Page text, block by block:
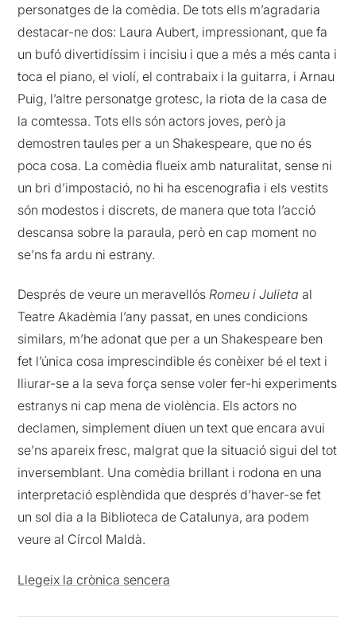
personatges de la comèdia. De tots ells m’agradaria
destacar-ne dos: Laura Aubert, impressionant, que fa
un bufó divertidíssim i incisiu i que a més a més canta i
toca el piano, el violí, el contrabaix i la guitarra, i Arnau
Puig, l’altre personatge grotesc, la riota de la casa de
la comtessa. Tots ells són actors joves, però ja
demostren taules per a un Shakespeare, que no és
poca cosa. La comèdia flueix amb naturalitat, sense ni
un bri d’impostació, no hi ha escenografia i els vestits
són modestos i discrets, de manera que tota l’acció
descansa sobre la paraula, però en cap moment no
se’ns fa ardu ni estrany.
Després de veure un meravellósRomeu i Julieta al
Teatre Akadèmia l’any passat, en unes condicions
similars, m’he adonat que per a un Shakespeare ben
fet l’única cosa imprescindible és conèixer bé el text i
lliurar-se a la seva força sense voler fer-hi experiments
estranys ni cap mena de violència. Els actors no
declamen, simplement diuen un text que encara avui
se’ns apareix fresc, malgrat que la situació sigui del tot
inversemblant. Una comèdia brillant i rodona en una
interpretació esplèndida que després d’haver-se fet
un sol dia a la Biblioteca de Catalunya, ara podem
veure al Círcol Maldà.
Llegeix la crònica sencera